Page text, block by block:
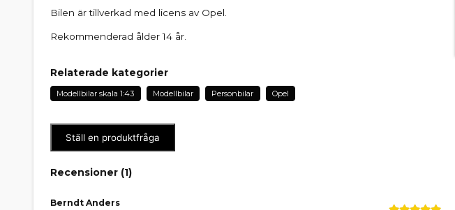
Bilen är tillverkad med licens av Opel.
Rekommenderad ålder 14 år.
Relaterade kategorier
Modellbilar skala 1:43 Modellbilar Personbilar Opel
Ställ en produktfråga
Recensioner (1)
Berndt Anders